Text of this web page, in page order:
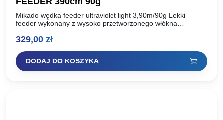
Mikado wędka feeder ultraviolet light 3,90m/90g Lekki
feeder wykonany z wysoko przetworzonego włókna
charakteryzuje się małym ugięciem….
329,00 zł
DODAJ DO KOSZYKA